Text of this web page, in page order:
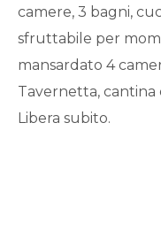
camere, 3 bagni,
sfruttabile per
mansardato 4
Tavernetta, cantina
Libera subito.
5+
Bagni
minimi